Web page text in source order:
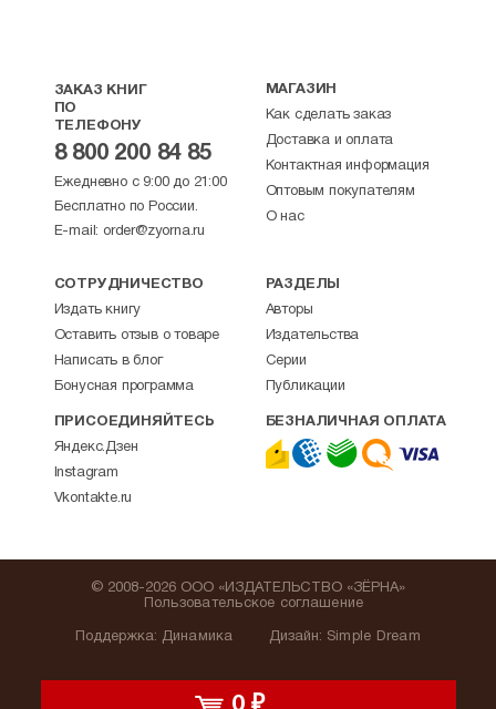
ЗАКАЗ КНИГ
ПО
ТЕЛЕФОНУ
8 800 200 84 85
Ежедневно с 9:00 до 21:00
Бесплатно по России.
E-mail: order@zyorna.ru
МАГАЗИН
Как сделать заказ
Доставка и оплата
Контактная информация
Оптовым покупателям
О нас
СОТРУДНИЧЕСТВО
Издать книгу
Оставить отзыв о товаре
Написать в блог
Бонусная программа
РАЗДЕЛЫ
Авторы
Издательства
Серии
Публикации
ПРИСОЕДИНЯЙТЕСЬ
Яндекс.Дзен
Instagram
Vkontakte.ru
БЕЗНАЛИЧНАЯ ОПЛАТА
Поддержка: Динамика
© 2008-2026 ООО «ИЗДАТЕЛЬСТВО «ЗЁРНА»
Пользовательское соглашение
Дизайн: Simple Dream